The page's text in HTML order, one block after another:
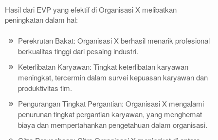
Hasil dari EVP yang efektif di Organisasi X melibatkan
peningkatan dalam hal:
Perekrutan Bakat: Organisasi X berhasil menarik profesional
berkualitas tinggi dari pesaing industri.
Keterlibatan Karyawan: Tingkat keterlibatan karyawan
meningkat, tercermin dalam survei kepuasan karyawan dan
produktivitas tim.
Pengurangan Tingkat Pergantian: Organisasi X mengalami
penurunan tingkat pergantian karyawan, yang menghemat
biaya dan mempertahankan pengetahuan dalam organisasi.